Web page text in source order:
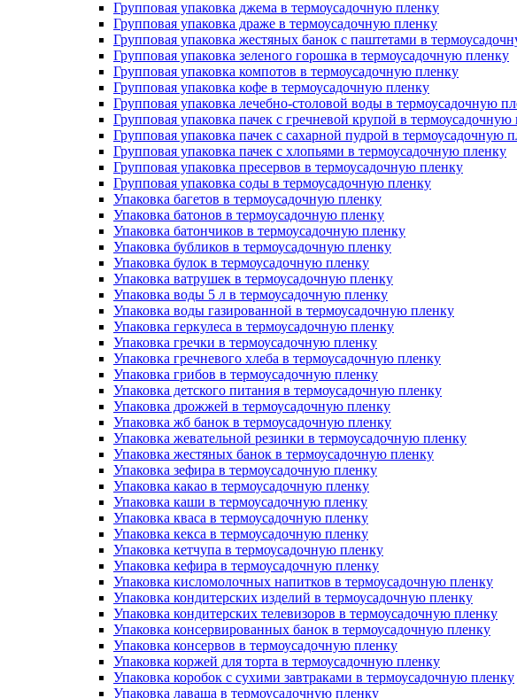
Групповая упаковка джема в термоусадочную пленку
Групповая упаковка драже в термоусадочную пленку
Групповая упаковка жестяных банок с паштетами в
Групповая упаковка зеленого горошка в термоусадочную пленку
Групповая упаковка компотов в термоусадочную пленку
Групповая упаковка кофе в термоусадочную пленку
Групповая упаковка лечебно-столовой воды в термоусадочную
Групповая упаковка пачек с гречневой крупой в термоусадочную
Групповая упаковка пачек с сахарной пудрой в термоусадочную
Групповая упаковка пачек с хлопьями в термоусадочную пленку
Групповая упаковка пресервов в термоусадочную пленку
Групповая упаковка соды в термоусадочную пленку
Упаковка багетов в термоусадочную пленку
Упаковка батонов в термоусадочную пленку
Упаковка батончиков в термоусадочную пленку
Упаковка бубликов в термоусадочную пленку
Упаковка булок в термоусадочную пленку
Упаковка ватрушек в термоусадочную пленку
Упаковка воды 5 л в термоусадочную пленку
Упаковка воды газированной в термоусадочную пленку
Упаковка геркулеса в термоусадочную пленку
Упаковка гречки в термоусадочную пленку
Упаковка гречневого хлеба в термоусадочную пленку
Упаковка грибов в термоусадочную пленку
Упаковка детского питания в термоусадочную пленку
Упаковка дрожжей в термоусадочную пленку
Упаковка жб банок в термоусадочную пленку
Упаковка жевательной резинки в термоусадочную пленку
Упаковка жестяных банок в термоусадочную пленку
Упаковка зефира в термоусадочную пленку
Упаковка какао в термоусадочную пленку
Упаковка каши в термоусадочную пленку
Упаковка кваса в термоусадочную пленку
Упаковка кекса в термоусадочную пленку
Упаковка кетчупа в термоусадочную пленку
Упаковка кефира в термоусадочную пленку
Упаковка кисломолочных напитков в термоусадочную пленку
Упаковка кондитерских изделий в термоусадочную пленку
Упаковка кондитерских телевизоров в термоусадочную пленку
Упаковка консервированных банок в термоусадочную пленку
Упаковка консервов в термоусадочную пленку
Упаковка коржей для торта в термоусадочную пленку
Упаковка коробок с сухими завтраками в термоусадочную пленку
Упаковка лаваша в термоусадочную пленку